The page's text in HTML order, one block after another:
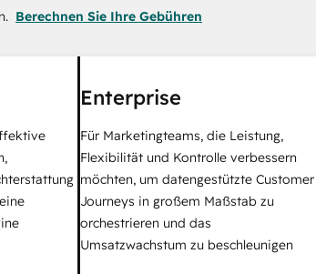
Berechnen Sie Ihre Gebühren
Enterprise
Für Marketingteams, die Leistung,
Flexibilität und Kontrolle verbessern
möchten, um datengestützte Customer
Journeys in großem Maßstab zu
orchestrieren und das
Umsatzwachstum zu beschleunigen